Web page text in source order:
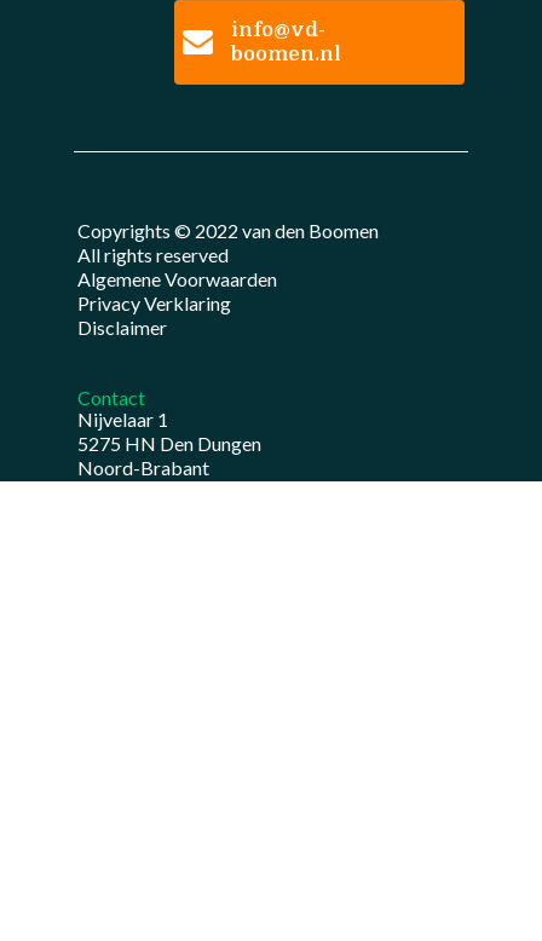
info@vd-
boomen.nl
Copyrights © 2022 van den Boomen
All rights reserved
Algemene Voorwaarden
Privacy Verklaring
Disclaimer
Contact
Nijvelaar 1
5275 HN Den Dungen
Noord-Brabant